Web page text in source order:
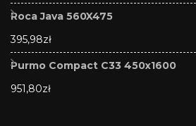
Roca Java 560X475
395,98zł
Purmo Compact C33 450x1600
951,80zł